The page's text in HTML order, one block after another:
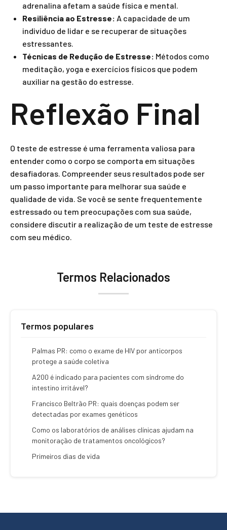
adrenalina afetam a saúde física e mental.
Resiliência ao Estresse: A capacidade de um
indivíduo de lidar e se recuperar de situações
estressantes.
Técnicas de Redução de Estresse: Métodos como
meditação, yoga e exercícios físicos que podem
auxiliar na gestão do estresse.
Reflexão Final
O teste de estresse é uma ferramenta valiosa para
entender como o corpo se comporta em situações
desafiadoras. Compreender seus resultados pode ser
um passo importante para melhorar sua saúde e
qualidade de vida. Se você se sente frequentemente
estressado ou tem preocupações com sua saúde,
considere discutir a realização de um teste de estresse
com seu médico.
Termos Relacionados
Termos populares
Palmas PR: como o exame de HIV por anticorpos
protege a saúde coletiva
A200 é indicado para pacientes com síndrome do
intestino irritável?
Francisco Beltrão PR: quais doenças podem ser
detectadas por exames genéticos
Como os laboratórios de análises clínicas ajudam na
monitoração de tratamentos oncológicos?
Primeiros dias de vida